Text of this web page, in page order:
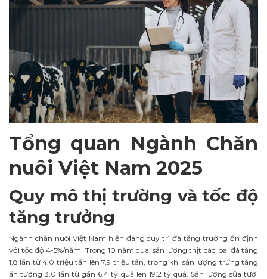
Tổng quan Ngành Chăn
nuôi Việt Nam 2025
Quy mô thị trường và tốc độ
tăng trưởng
Ngành chăn nuôi Việt Nam hiện đang duy trì đà tăng trưởng ổn định
với tốc độ4-5%/năm Trong 10 năm qua, sản lượng thịt các loại đã tăng
1,8 lần từ 4,0 triệu tấn lên 7,9 triệu tấn, trong khi sản lượng trứng tăng
ấn tượng 3,0 lần từ gần 6,4 tỷ quả lên 19,2 tỷ quả. Sản lượng sữa tươi